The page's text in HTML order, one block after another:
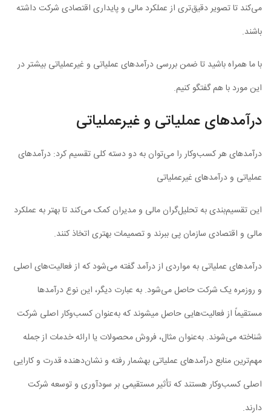
می‌کند تا تصویر دقیق‌تری از عملکرد مالی و پایداری اقتصادی شرکت داشته
باشند.
با ما همراه باشید تا ضمن بررسی درآمدهای عملیاتی و غیرعملیاتی بیشتر در
این مورد با هم گفتگو کنیم.
درآمدهای عملیاتی و غیرعملیاتی
درآمدهای هر کسب‌وکار را می‌توان به دو دسته کلی تقسیم کرد: درآمدهای
عملیاتی و درآمدهای غیرعملیاتی
این تقسیم‌بندی به تحلیل‌گران مالی و مدیران کمک می‌کند تا بهتر به عملکرد
مالی و اقتصادی سازمان پی ببرند و تصمیمات بهتری اتخاذ کنند.
درآمدهای عملیاتی به مواردی از درآمد گفته می‌شود که از فعالیت‌های اصلی
و روزمره یک شرکت حاصل می‌شود. به عبارت دیگر، این نوع درآمدها
مستقیماً از فعالیت‌هایی حاصل می­شوند که به‌عنوان کسب‌وکار اصلی شرکت
شناخته می‌شوند. به‌عنوان مثال، فروش محصولات یا ارائه خدمات از جمله
مهم‌ترین منابع درآمدهای عملیاتی به­شمار رفته و نشان‌دهنده قدرت و کارایی
اصلی کسب‌وکار هستند که تأثیر مستقیمی بر سودآوری و توسعه شرکت
دارند.